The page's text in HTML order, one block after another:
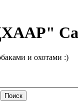
и охотами :)